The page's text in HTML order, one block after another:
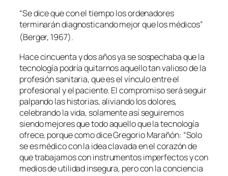
“Se dice que con el tiempo los ordenadores
terminarán diagnosticando mejor que los médicos”
(Berger, 1967).
Hace cincuenta y dos años ya se sospechaba que la
tecnología podría quitarnos aquello tan valioso de la
profesión sanitaria, que es el vínculo entre el
profesional y el paciente. El compromiso será seguir
palpando las historias, aliviando los dolores,
celebrando la vida, solamente así seguiremos
siendo mejores que todo aquello que la tecnología
ofrece, porque como dice Gregorio Marañón: “Solo
se es médico con la idea clavada en el corazón de
que trabajamos con instrumentos imperfectos y con
medios de utilidad insegura, pero con la conciencia